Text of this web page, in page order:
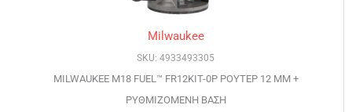
Milwaukee
SKU: 4933493305
MILWAUKEE M18 FUEL™ FR12KIT-0P ΡΟΥΤΕΡ 12 ΜΜ +
ΡΥΘΜΙΖΟΜΕΝΗ ΒΑΣΗ